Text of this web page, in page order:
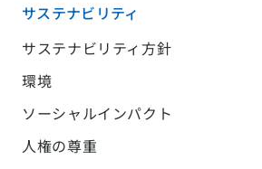
サステナビリティ
サステナビリティ方針
環境
ソーシャルインパクト
人権の尊重